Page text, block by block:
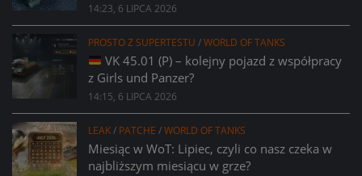
14:23, 6 LIPCA 2026
PROSTO Z SUPERTESTU /WORLD OF TANKS
VK 45.01 (P) – kolejny pojazd z współpracy
z Girls und Panzer?
14:15, 6 LIPCA 2026
LEAK/ PATCHE /WORLD OF TANKS
Miesiąc w WoT: Lipiec, czyli co nasz czeka w
najbliższym miesiącu w grze?